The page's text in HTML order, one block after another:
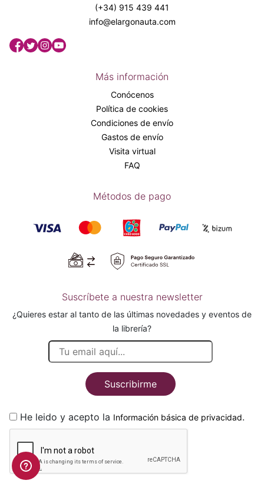
(+34) 915 439 441
info@elargonauta.com
Más información
Conócenos
Política de cookies
Condiciones de envío
Gastos de envío
Visita virtual
FAQ
Métodos de pago
Suscríbete a nuestra newsletter
¿Quieres estar al tanto de las últimas novedades y eventos de
la librería?
Suscribirme
He leido y acepto la Información básica de privacidad.